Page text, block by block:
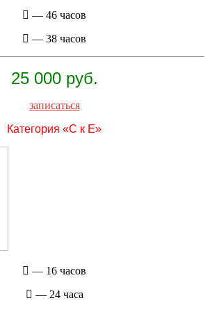
— 46 часов
— 38 часов
25 000 руб.
записаться
Категория «C к Е»
— 16 часов
— 24 часа